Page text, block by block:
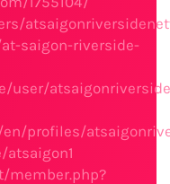
saigon-riverside-
user/
profiles/
member.php?